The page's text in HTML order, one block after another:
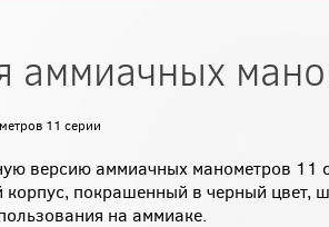
аммиачных
11 серии
версию аммиачных манометров 11
корпус, покрашенный в черный цвет,
на аммиаке.